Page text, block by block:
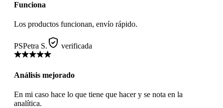
Funciona
Los productos funcionan, envío rápido.
PSPetra S. verificada
Análisis mejorado
En mi caso hace lo que tiene que hacer y se nota en la
analítica.